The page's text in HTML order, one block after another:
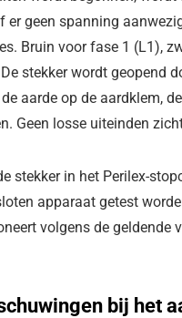
er geen spanning
Bruin voor fase 1 (L1),
stekker wordt geopend
aarde op de aardklem,
Geen losse uiteinden
stekker in het Perilex-
apparaat getest
volgens de
bij het